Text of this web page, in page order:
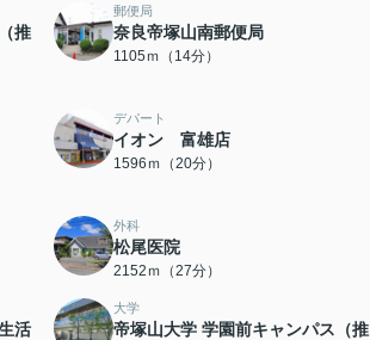
推
郵便局
奈良帝塚山南郵便局
1105ｍ（14分）
デパート
イオン 富雄店
1596ｍ（20分）
外科
松尾医院
2152ｍ（27分）
活
大学
帝塚山大学 学園前キャンパス（推